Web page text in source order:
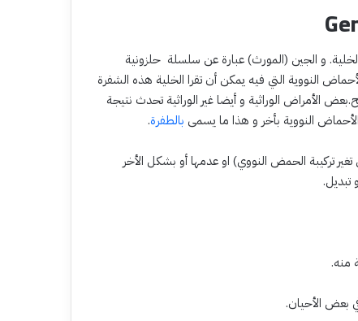
و الجين (المورث) عبارة عن سلسلة حلزونية
النووية التي فيه يمكن أن تقرا الخلية هذه الشفرة
الأمراض الوراثية و أيضا غير الوراثية تحدث نتيجة
النووية بأخر و هذا ما يسمى بالطفرة.
تركيبة الحمض النووي) او عدمها أو بشكل الأخر